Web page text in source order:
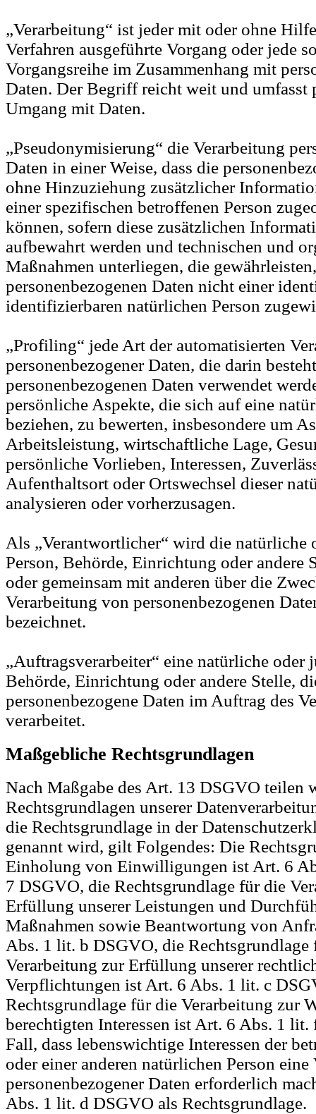
„Verarbeitung“ ist jeder mit oder ohne
Verfahren ausgeführte Vorgang oder jede
Vorgangsreihe im Zusammenhang mit
Daten. Der Begriff reicht weit und umfasst
Umgang mit Daten.
„Pseudonymisierung“ die Verarbeitung
Daten in einer Weise, dass die
ohne Hinzuziehung zusätzlicher
einer spezifischen betroffenen Person
können, sofern diese zusätzlichen
aufbewahrt werden und technischen und
Maßnahmen unterliegen, die
personenbezogenen Daten nicht einer
identifizierbaren natürlichen Person
„Profiling“ jede Art der automatisierten
personenbezogener Daten, die darin
personenbezogenen Daten verwendet
persönliche Aspekte, die sich auf eine
beziehen, zu bewerten, insbesondere um
Arbeitsleistung, wirtschaftliche Lage,
persönliche Vorlieben, Interessen,
Aufenthaltsort oder Ortswechsel dieser
analysieren oder vorherzusagen.
Als „Verantwortlicher“ wird die natürliche
Person, Behörde, Einrichtung oder andere
oder gemeinsam mit anderen über die
Verarbeitung von personenbezogenen
bezeichnet.
„Auftragsverarbeiter“ eine natürliche oder
Behörde, Einrichtung oder andere Stelle,
personenbezogene Daten im Auftrag des
verarbeitet.
Maßgebliche Rechtsgrundlagen
Nach Maßgabe des Art. 13 DSGVO teilen
Rechtsgrundlagen unserer
die Rechtsgrundlage in der
genannt wird, gilt Folgendes: Die
Einholung von Einwilligungen ist Art. 6
7 DSGVO, die Rechtsgrundlage für die
Erfüllung unserer Leistungen und
Maßnahmen sowie Beantwortung von
Abs. 1 lit. b DSGVO, die Rechtsgrundlage
Verarbeitung zur Erfüllung unserer
Verpflichtungen ist Art. 6 Abs. 1 lit. c
Rechtsgrundlage für die Verarbeitung zur
berechtigten Interessen ist Art. 6 Abs. 1
Fall, dass lebenswichtige Interessen der
oder einer anderen natürlichen Person eine
personenbezogener Daten erforderlich
Abs. 1 lit. d DSGVO als Rechtsgrundlage.